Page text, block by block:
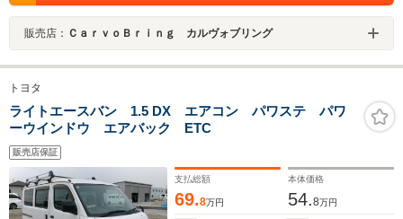
販売店： ＣａｒｖｏＢｒｉｎｇ カルヴォブリング
トヨタ
ライトエースバン 1.5 DX エアコン パワステ パワ
ーウインドウ エアバック ETC
販売店保証
支払総額
69.8万円
本体価格
54.8万円